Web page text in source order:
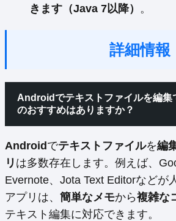
きます（Java 7以降） 。
詳細情報
Androidでテキストファイルを編集
のおすすめはありますか？
Androidでテキストファイルを編
リ は多数存在します。例えば、
Evernote、Jota Text Editorなどが
アプリは、 簡単なメモから複雑な
テキスト編集に対応できます。